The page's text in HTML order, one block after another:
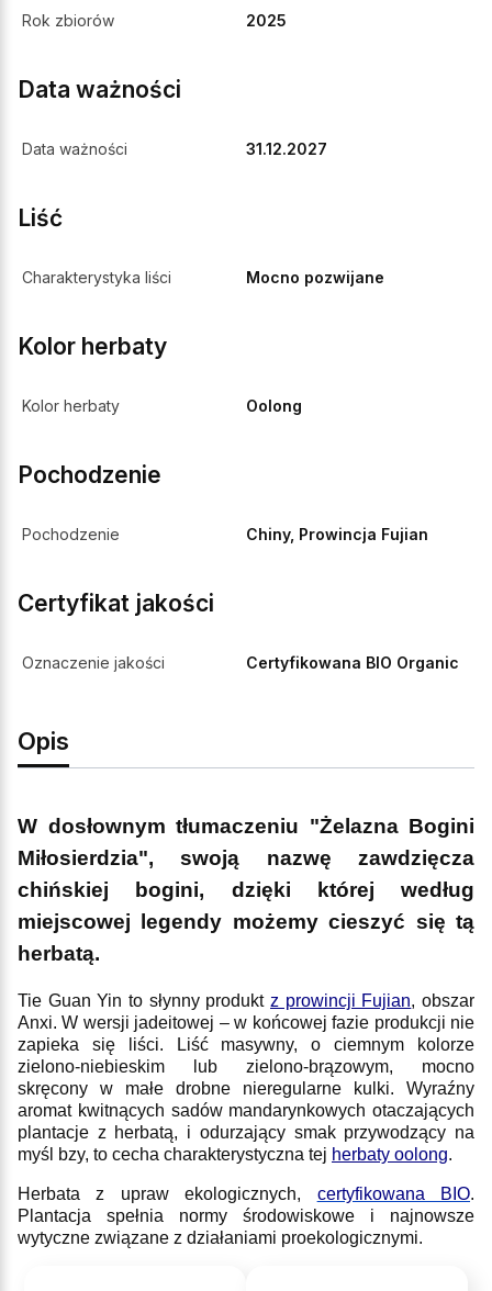
Rok zbiorów 2025
Data ważności
Data ważności 31.12.2027
Liść
Charakterystyka liści Mocno pozwijane
Kolor herbaty
Kolor herbaty Oolong
Pochodzenie
Pochodzenie Chiny, Prowincja Fujian
Certyfikat jakości
Oznaczenie jakości Certyfikowana BIO Organic
Opis
W dosłownym tłumaczeniu "Żelazna Bogini
Miłosierdzia", swoją nazwę zawdzięcza
chińskiej bogini, dzięki której według
miejscowej legendy możemy cieszyć się tą
herbatą.
Tie Guan Yin to słynny produkt z prowincji Fujian, obszar
Anxi. W wersji jadeitowej – w końcowej fazie produkcji nie
zapieka się liści. Liść masywny, o ciemnym kolorze
zielono-niebieskim lub zielono-brązowym, mocno
skręcony w małe drobne nieregularne kulki. Wyraźny
aromat kwitnących sadów mandarynkowych otaczających
plantacje z herbatą, i odurzający smak przywodzący na
myśl bzy, to cecha charakterystyczna tej herbaty oolong.
Herbata z upraw ekologicznych, certyfikowana BIO.
Plantacja spełnia normy środowiskowe i najnowsze
wytyczne związane z działaniami proekologicznymi.